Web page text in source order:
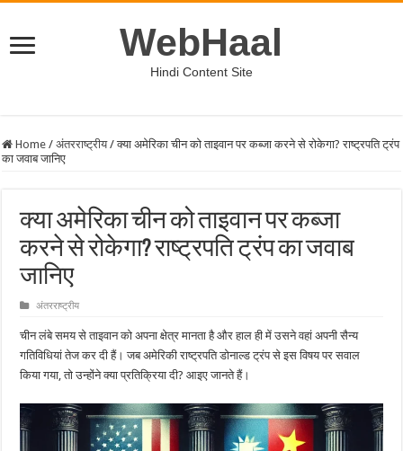
WebHaal
Hindi Content Site
Home / अंतरराष्ट्रीय / क्या अमेरिका चीन को ताइवान पर कब्जा करने से रोकेगा? राष्ट्रपति ट्रंप
का जवाब जानिए
क्या अमेरिका चीन को ताइवान पर कब्जा
करने से रोकेगा? राष्ट्रपति ट्रंप का जवाब
जानिए
अंतरराष्ट्रीय
चीन लंबे समय से ताइवान को अपना क्षेत्र मानता है और हाल ही में उसने वहां अपनी सैन्य
गतिविधियां तेज कर दी हैं। जब अमेरिकी राष्ट्रपति डोनाल्ड ट्रंप से इस विषय पर सवाल
किया गया, तो उन्होंने क्या प्रतिक्रिया दी? आइए जानते हैं।